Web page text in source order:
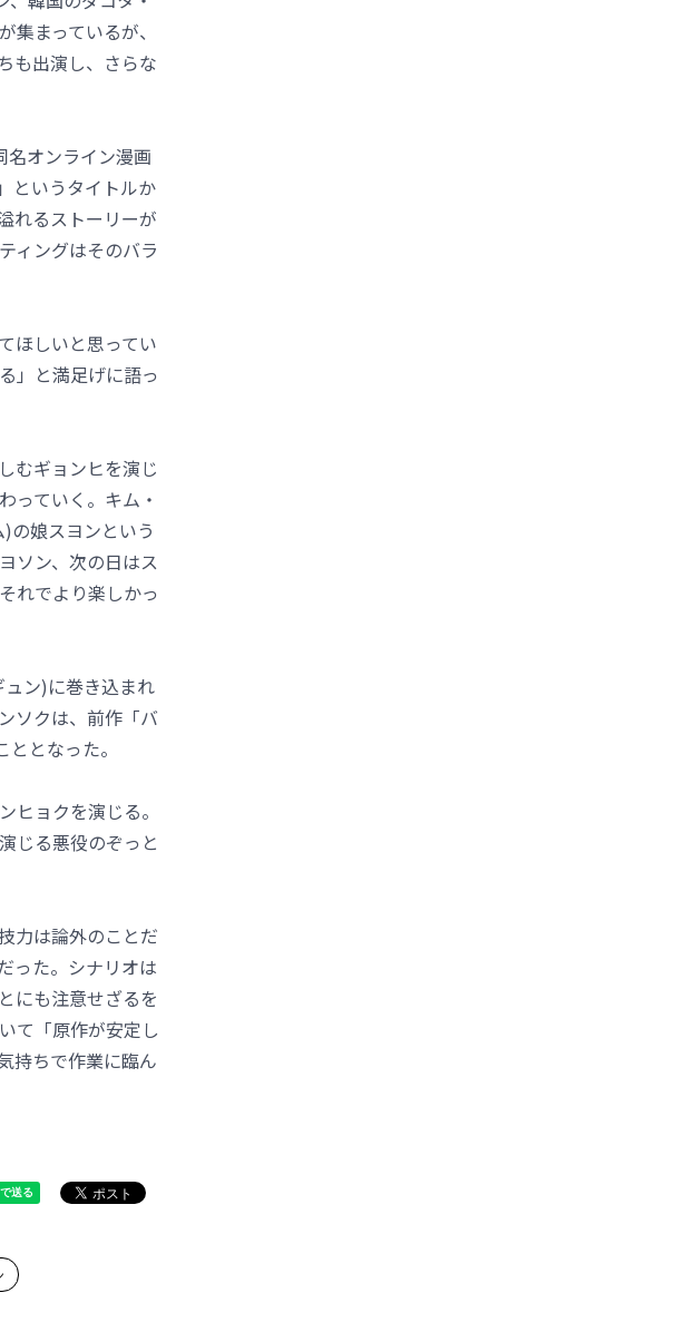
まっているが、
も出演し、さらな
名オンライン漫画
というタイトルか
れるストーリーが
ィングはそのバラ
ほしいと思ってい
」と満足げに語っ
むギョンヒを演じ
っていく。キム・
の娘スヨンという
ソン、次の日はス
れでより楽しかっ
ン)に巻き込まれ
ソクは、前作「バ
となった。
ヒョクを演じる。
じる悪役のぞっと
力は論外のことだ
った。シナリオは
にも注意せざるを
て「原作が安定し
持ちで作業に臨ん